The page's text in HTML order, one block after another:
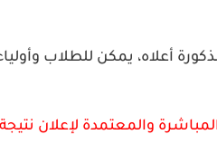
أعلاه، يمكن للطلاب
والمعتمدة لإعلان نتيجة